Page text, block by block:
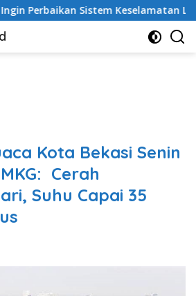
Lebih Dulu Debu
Kota Bekasi Senin
Cerah
Suhu Capai 35